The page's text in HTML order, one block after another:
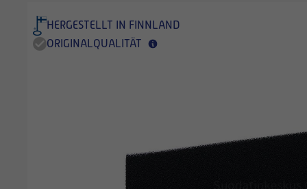
HERGESTELLT IN FINNLAND
ORIGINALQUALITÄT